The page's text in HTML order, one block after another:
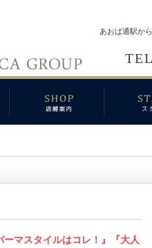
あおば通駅か
ーマスタイルはコレ！』『大人